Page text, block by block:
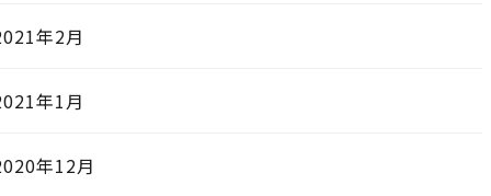
年2月
年1月
年12月